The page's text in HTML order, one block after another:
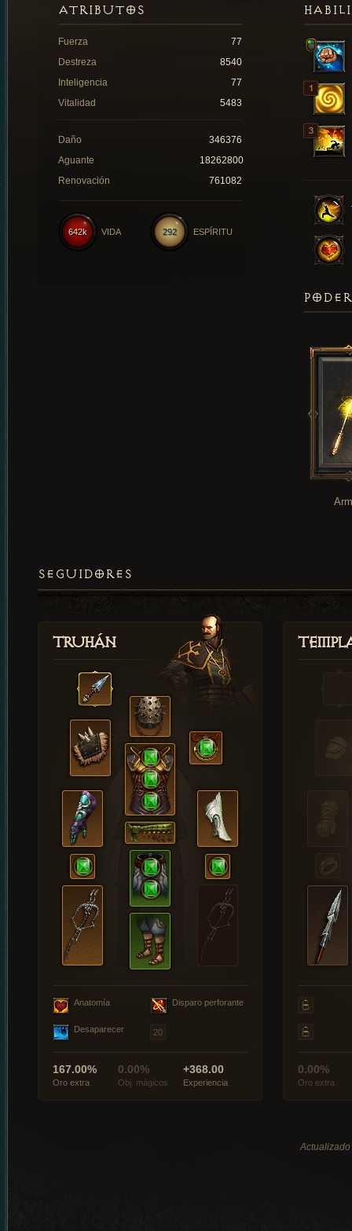
ATRIBUTOS
Fuerza
77
Destreza
8540
Inteligencia
77
Vitalidad
5483
Daño
346376
Aguante
18262800
Renovación
761082
292 ESPÍRITU
642k VIDA
SEGUIDORES
Truhán
Anatomía Disparo perforante
Desaparecer
167.00%
Oro extra
0.00%
Obj. mágicos
+368.00
Experiencia
0.00%
Oro extra